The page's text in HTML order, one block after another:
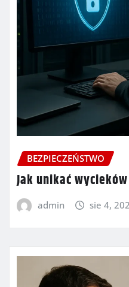
BEZPIECZEŃSTWO
Jak unikać
admin sie 4,